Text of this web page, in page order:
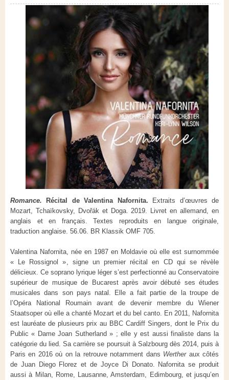
Romance. Récital de Valentina Nafornita. Extraits d’œuvres de
Mozart, Tchaïkovsky, Dvořák et Doga. 2019. Livret en allemand, en
anglais et en français. Textes reproduits en langue originale,
traduction anglaise. 56.06. BR Klassik OMF 705.
Valentina Nafornita, née en 1987 en Moldavie où elle est surnommée
« Le Rossignol », signe un premier récital en CD qui se révèle
délicieux. Ce soprano lyrique léger s’est perfectionné au Conservatoire
supérieur de musique de Bucarest après avoir débuté ses études
musicales dans son pays natal. Elle a fait partie de la troupe de
l’Opéra National Roumain avant de devenir membre du Wiener
Staatsoper où elle a chanté Mozart et du bel canto. En 2011, Nafornita
est lauréate de plusieurs prix au BBC Cardiff Singers, dont le Prix du
Public « Dame Joan Sutherland » ; elle y est aussi finaliste dans la
catégorie du lied. Sa carrière se poursuit à Salzbourg dès 2014, puis à
Paris en 2016 où on la retrouve notamment dans Werther aux côtés
de Juan Diego Florez et de Joyce Di Donato. Nafornita se produit
aussi à Milan, Rome, Lausanne, Amsterdam, Edimbourg, et jusqu’en